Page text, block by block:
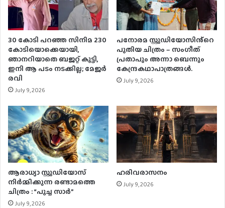
30 കോടി പറഞ്ഞ സിനിമ 230
കോടിയൊക്കെയായി,
ഞാനറിയാതെ ബജറ്റ് കൂട്ടി,
ഇനി ആ പടം നടക്കില്ല; മേജർ
രവി
July 9, 2026
പനോരമ സ്റ്റുഡിയോസിൻ്റെ
പുതിയ ചിത്രം – സംഗീത്
പ്രതാപും അന്നാ ബെന്നും
കേന്ദ്രകഥാപാത്രങ്ങൾ.
July 9, 2026
ആരാധ്യാ സ്റ്റുഡിയോസ്
നിർമ്മിക്കുന്ന രണ്ടാമത്തെ
ചിത്രം : “പൂച്ച സാർ”
July 9, 2026
ഹരിവരാസനം
July 9, 2026